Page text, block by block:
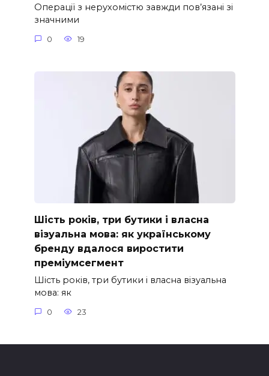
Операції з нерухомістю завжди пов’язані зі
значними
0 19
Шість років, три бутики і власна
візуальна мова: як українському
бренду вдалося виростити
преміумсегмент
Шість років, три бутики і власна візуальна
мова: як
0 23